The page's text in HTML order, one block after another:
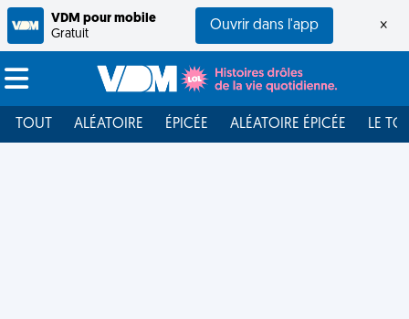
VDM pour mobile
Gratuit
Ouvrir dans l'app ×
TOUT ALÉATOIRE ÉPICÉE ALÉATOIRE ÉPICÉE LE